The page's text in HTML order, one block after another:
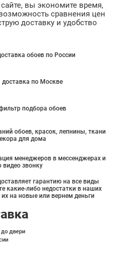
вы экономите время,
сравнения цен
доставку и удобство
обоев по России
доставка по Москве
подбора обоев
обоев, красок, лепнины, ткани
для дома
менеджеров в мессенджерах и
видео звонку
гарантию на все виды
какие-либо недостатки в наших
на новые или вернем деньги
двери